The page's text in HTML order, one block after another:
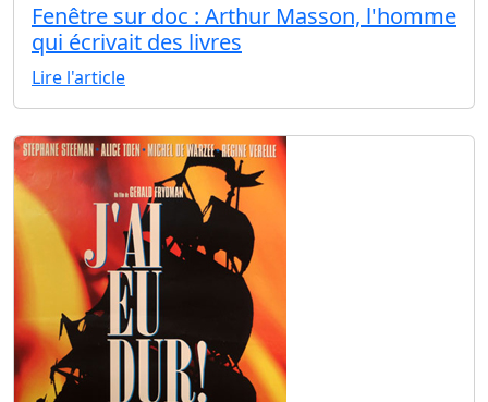
Fenêtre sur doc : Arthur Masson, l'homme
qui écrivait des livres
Lire l'article